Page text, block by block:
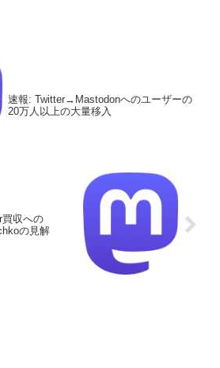
速報: Twitter→Mastodonへのユーザーの
20万人以上の大量移入
収への
の見解